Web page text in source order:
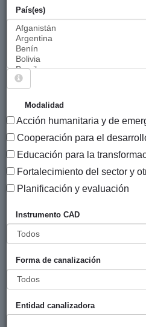
País(es)
Modalidad
Acción humanitaria y de
Cooperación para el
Educación para la
Fortalecimiento del sector y
Planificación y evaluación
Instrumento CAD
Forma de canalización
Entidad canalizadora
PROYECTOS CUYO
ORGANIZACIONES E
IGUALDAD DE
896
Título
Entidad
Estrategias
redes
ecofeministas
contra la
violencia hacia